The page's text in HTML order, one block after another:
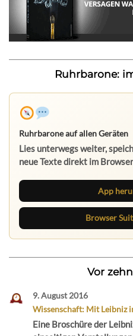
Ruhrbarone:
Ruhrbarone auf allen Geräten
Lies unterwegs weiter,
neue Texte direkt im
App
Browser
Vor
9. August 2016
Wissenschaft: Mit Leibniz
Eine Broschüre der